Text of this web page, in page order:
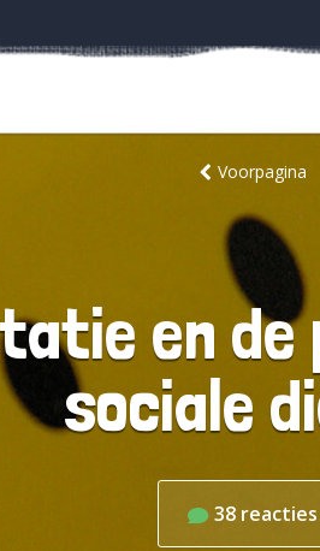
Voorpagina
en de
sociale
38 reacties